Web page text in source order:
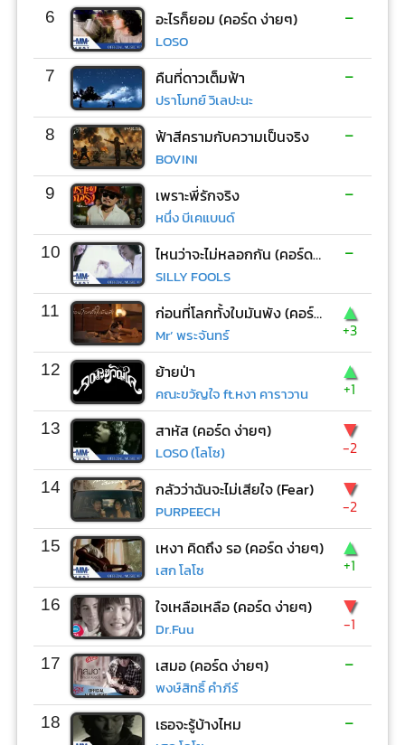
6 อะไรก็ยอม (คอร์ด ง่ายๆ)
LOSO
-
7 คืนที่ดาวเต็มฟ้า
ปราโมทย์ วิเลปะนะ
-
8 ฟ้าสีครามกับความเป็นจริง
BOVINI
-
9 เพราะพี่รักจริง
หนึ่ง บีเคแบนด์
-
10 ไหนว่าจะไม่หลอกกัน (คอร์ด ง่ายๆ)
SILLY FOOLS
-
11 ก่อนที่โลกทั้งใบมันพัง (คอร์ด ง่ายๆ)
Mr’ พระจันทร์
▲
+3
12 ย้ายป่า
คณะขวัญใจ ft.หงา คาราวาน
▲
+1
13 สาหัส (คอร์ด ง่ายๆ)
LOSO (โลโซ)
▼
-2
14 กลัวว่าฉันจะไม่เสียใจ (Fear)
PURPEECH
▼
-2
15 เหงา คิดถึง รอ (คอร์ด ง่ายๆ)
เสก โลโซ
▲
+1
16 ใจเหลือเหลือ (คอร์ด ง่ายๆ)
Dr.Fuu
▼
-1
17 เสมอ (คอร์ด ง่ายๆ)
พงษ์สิทธิ์ คำภีร์
-
18 เธอจะรู้บ้างไหม -